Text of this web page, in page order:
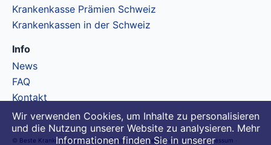
Krankenkasse Prämien Schweiz
Krankenkassen in der Schweiz
Info
News
FAQ
Kontakt
© Beste Krankenkasse Schweiz·Über uns·Datenschutz·AGB·Impressum ·
Wir verwenden Cookies, um Inhalte zu personalisieren
und die Nutzung unserer Website zu analysieren. Mehr
Informationen finden Sie in unserer